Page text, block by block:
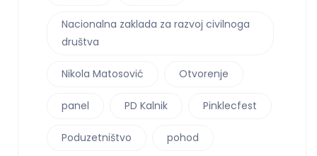
Nacionalna zaklada za razvoj civilnoga
društva
Nikola Matosović Otvorenje
panel PD Kalnik Pinklecfest
Poduzetništvo pohod